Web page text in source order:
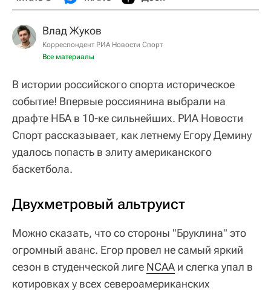
Влад Жуков
Корреспондент РИА Новости Спорт
Все материалы
В истории российского спорта историческое
событие! Впервые россиянина выбрали на
драфте НБА в 10-ке сильнейших. РИА Новости
Спорт рассказывает, как летнему Егору Демину
удалось попасть в элиту американского
баскетбола.
Двухметровый альтруист
Можно сказать, что со стороны "Бруклина" это
огромный аванс. Егор провел не самый яркий
сезон в студенческой лиге NCAA и слегка упал в
котировках у всех североамериканских